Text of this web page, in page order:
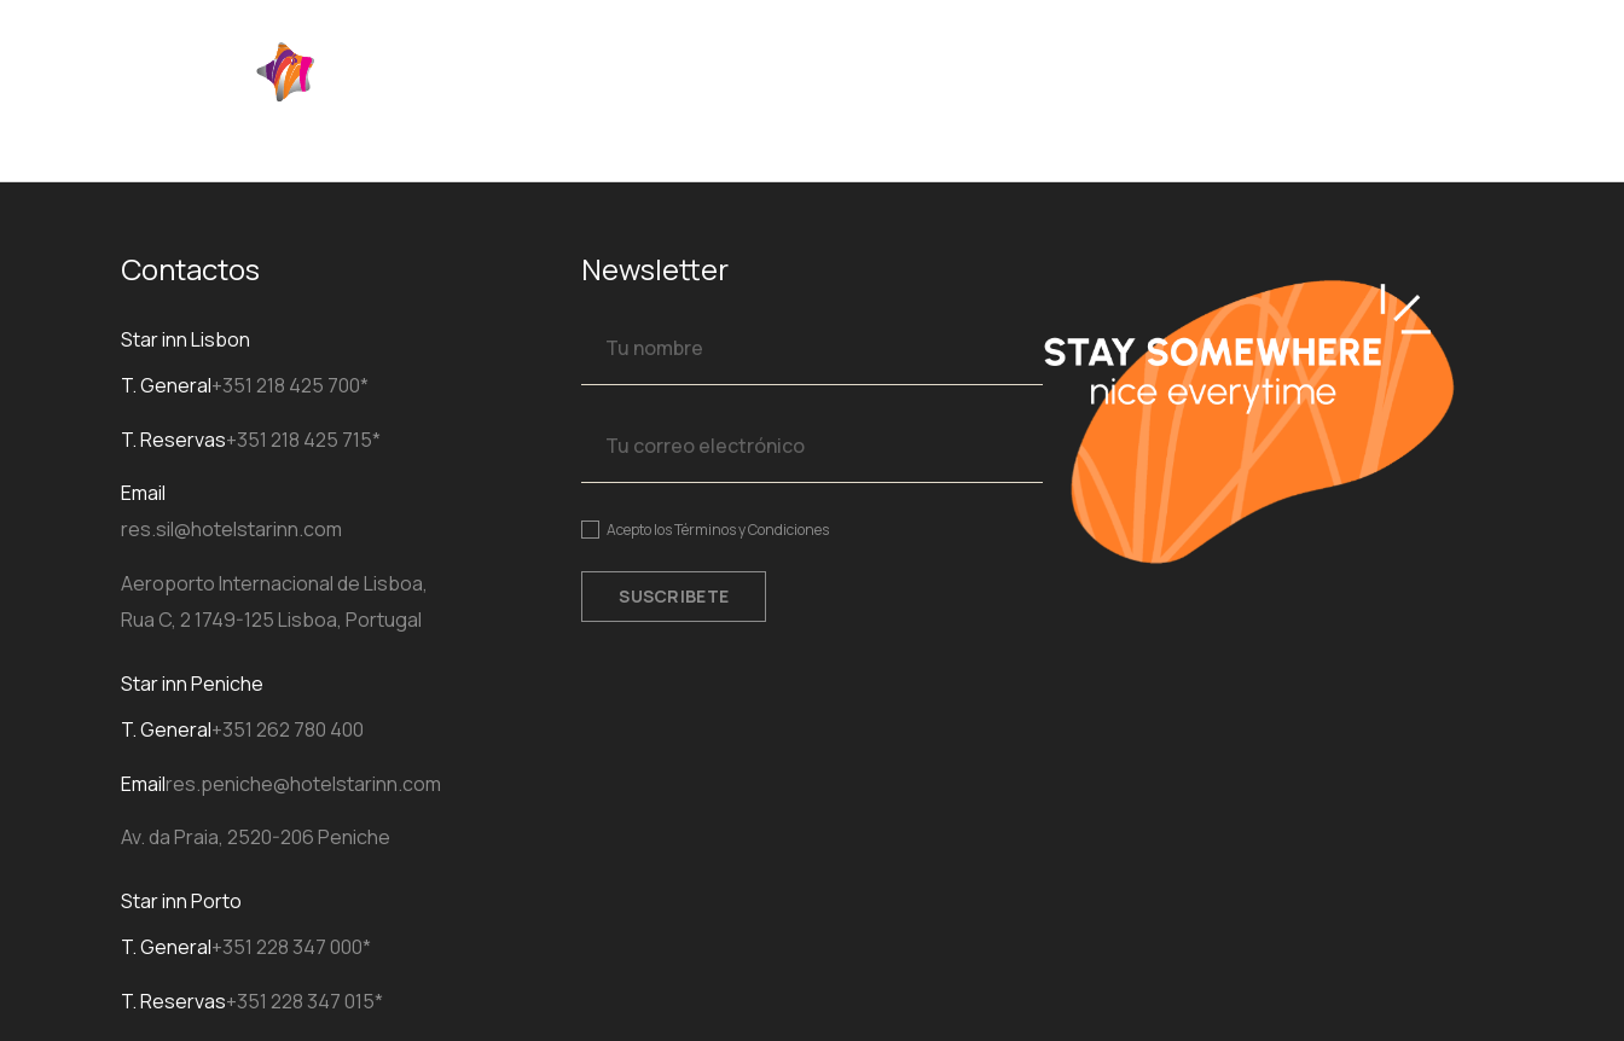
Contactos
Star inn Lisbon
T. General+351 218 425 700*
T. Reservas+351 218 425 715*
Email
res.sil@hotelstarinn.com
Aeroporto Internacional de Lisboa,
Rua C, 2 1749-125 Lisboa, Portugal
Star inn Peniche
T. General+351 262 780 400
Emailres.peniche@hotelstarinn.com
Av. da Praia, 2520-206 Peniche
Star inn Porto
T. General+351 228 347 000*
T. Reservas+351 228 347 015*
Newsletter
Acepto losTérminos y Condiciones
SUSCRIBETE